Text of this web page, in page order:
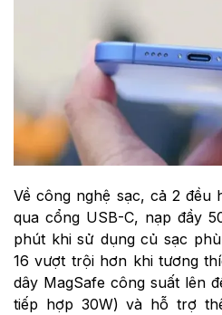
Về công nghệ sạc, cả 2 đều
qua cổng USB-C, nạp đầy
phút khi sử dụng củ sạc
16 vượt trội hơn khi tương
dây MagSafe công suất lên
tiếp hợp 30W) và hỗ trợ